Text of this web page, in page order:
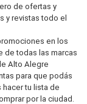
de ofertas y
y revistas todo el
en los
de todas las marcas
Alto Alegre
para que podás
tu lista de
por la ciudad.